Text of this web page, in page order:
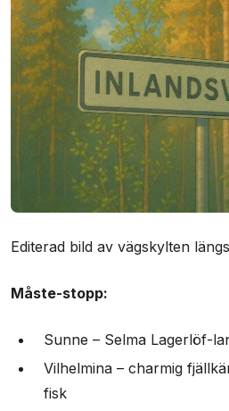
Editerad bild av vägskylten
Måste-stopp:
Sunne – Selma Lagerlöf-
Vilhelmina – charmig
fisk